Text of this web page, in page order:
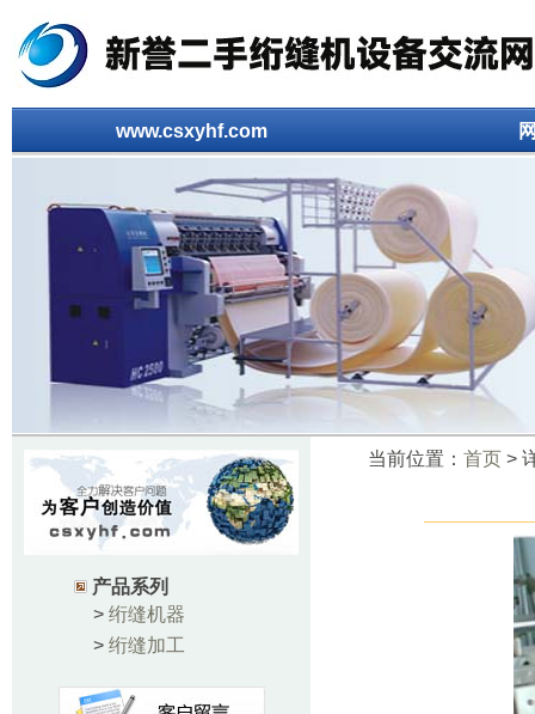
www.csxyhf.com
产品系列
> 绗缝机器
> 绗缝加工
当前位置： 首页 >